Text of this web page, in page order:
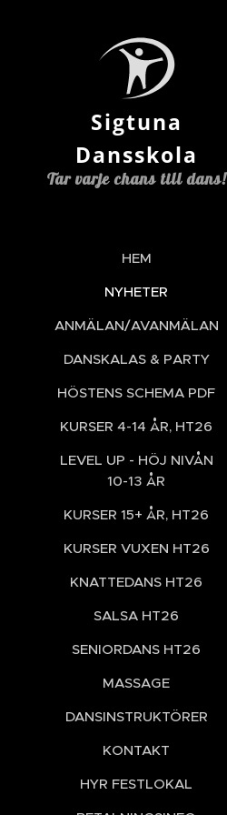
Sigtuna
Dansskola
Tar varje chans till dans!
HEM
NYHETER
ANMÄLAN/AVANMÄLAN
DANSKALAS & PARTY
HÖSTENS SCHEMA PDF
KURSER 4-14 ÅR, HT26
LEVEL UP - HÖJ NIVÅN
10-13 ÅR
KURSER 15+ ÅR, HT26
KURSER VUXEN HT26
KNATTEDANS HT26
SALSA HT26
SENIORDANS HT26
MASSAGE
DANSINSTRUKTÖRER
KONTAKT
HYR FESTLOKAL